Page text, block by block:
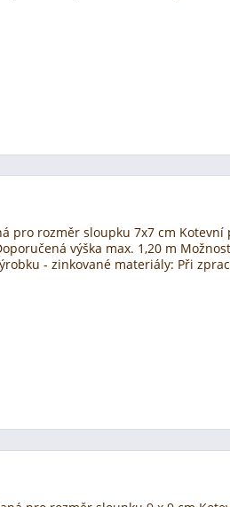
pro rozměr sloupku 7x7 cm
výška max. 1,20 m
- zinkované materiály: Při